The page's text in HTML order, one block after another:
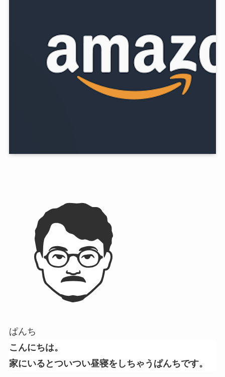
ぱんち
こんにちは。
家にいるとついつい昼寝をしちゃうぱんちです。